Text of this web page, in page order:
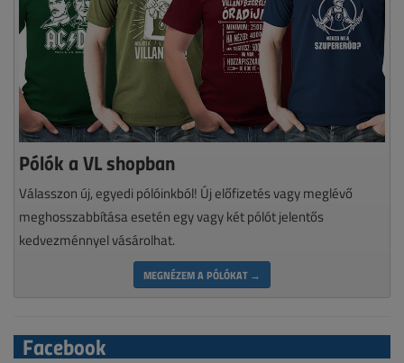
Pólók a VL shopban
Válasszon új, egyedi pólóinkból! Új előfizetés vagy meglévő
meghosszabbítása esetén egy vagy két pólót jelentős
kedvezménnyel vásárolhat.
MEGNÉZEM A PÓLÓKAT →
Facebook